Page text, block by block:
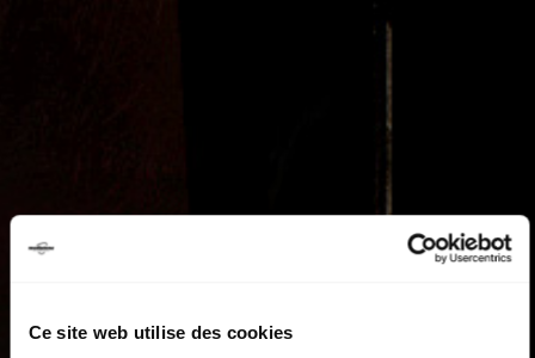
Ce site web utilise des cookies